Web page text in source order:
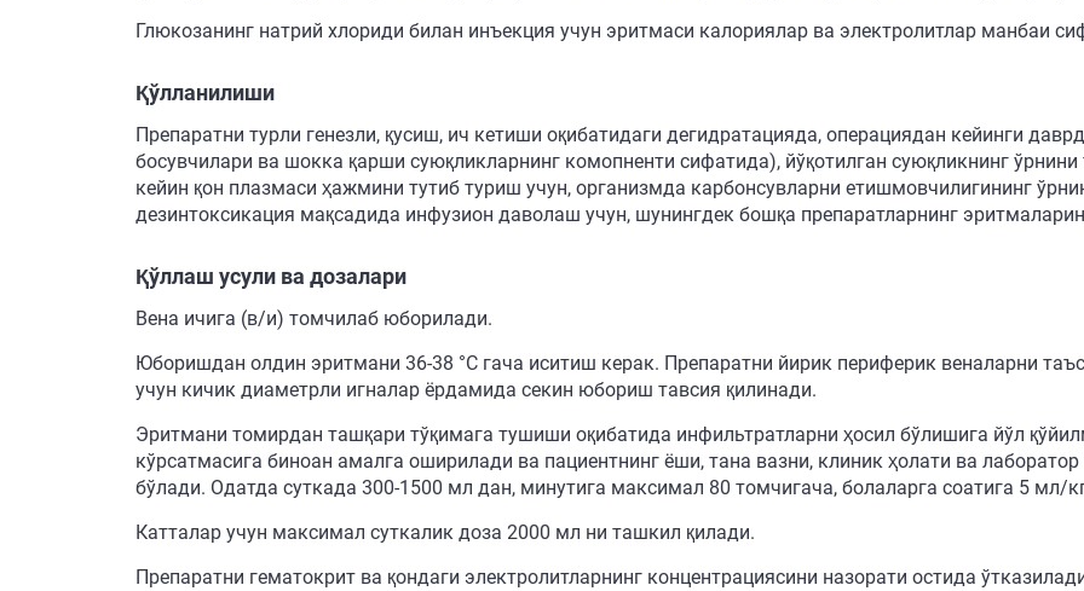
Глюкозанинг натрий хлориди билан инъекция учун эритмаси калориялар ва электролитлар манбаи
Қўлланилиши
Препаратни турли генезли, қусиш, ич кетиши оқибатидаги дегидратацияда, операциядан кейинги
босувчилари ва шокка қарши суюқликларнинг комопненти сифатида), йўқотилган суюқликнинг
кейин қон плазмаси ҳажмини тутиб туриш учун, организмда карбонсувларни етишмовчилигининг
дезинтоксикация мақсадида инфузион даволаш учун, шунингдек бошқа препаратларнинг
Қўллаш усули ва дозалари
Вена ичига (в/и) томчилаб юборилади.
Юборишдан олдин эритмани 36-38 °С гача иситиш керак. Препаратни йирик периферик веналарни
учун кичик диаметрли игналар ёрдамида секин юбориш тавсия қилинади.
Эритмани томирдан ташқари тўқимага тушиши оқибатида инфильтратларни ҳосил бўлишига йўл
кўрсатмасига биноан амалга оширилади ва пациентнинг ёши, тана вазни, клиник ҳолати ва
бўлади. Одатда суткада 300-1500 мл дан, минутига максимал 80 томчигача, болаларга соатига 5 мл/
Катталар учун максимал суткалик доза 2000 мл ни ташкил қилади.
Препаратни гематокрит ва қондаги электролитларнинг концентрациясини назорати остида